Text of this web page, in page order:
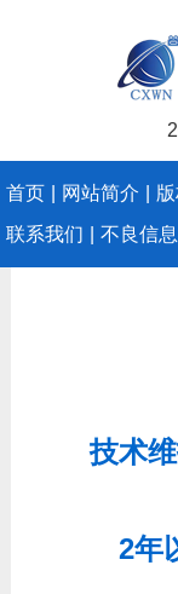
首页 网站简介
联系我们
不良信
技术
2年